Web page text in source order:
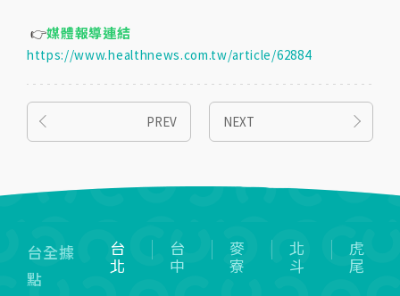
👉媒體報導連結
https://www.healthnews.com.tw/article/62884
PREV NEXT
台全據
點
台
北
台
中
麥
寮
北
斗
虎
尾